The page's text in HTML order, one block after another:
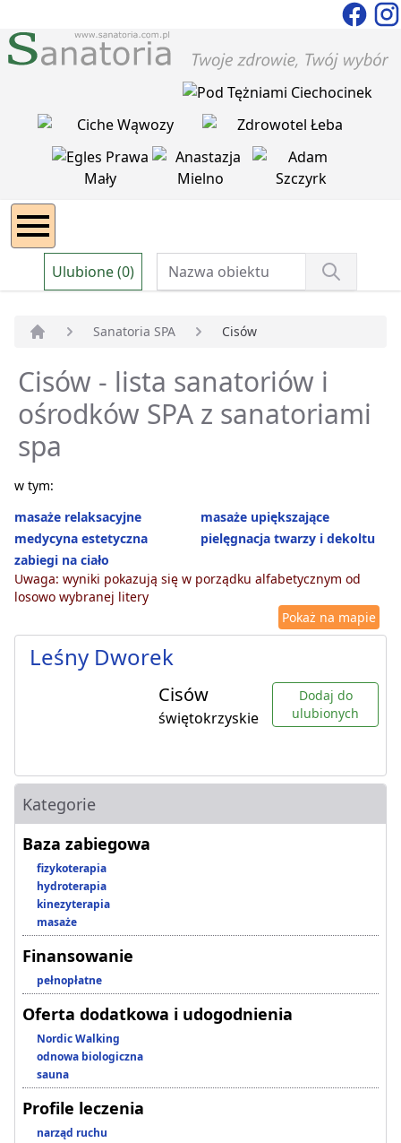
Ulubione (0)
Sanatoria SPA Cisów
Cisów - lista sanatoriów i
ośrodków SPA z sanatoriami
spa
w tym:
masaże relaksacyjne
masaże upiększające
medycyna estetyczna
pielęgnacja twarzy i dekoltu
zabiegi na ciało
Uwaga: wyniki pokazują się w porządku alfabetycznym od
losowo wybranej litery
Pokaż na mapie
Leśny Dworek
Cisów
świętokrzyskie
Dodaj do
ulubionych
Kategorie
Baza zabiegowa
fizykoterapia
hydroterapia
kinezyterapia
masaże
Finansowanie
pełnopłatne
Oferta dodatkowa i udogodnienia
Nordic Walking
odnowa biologiczna
sauna
Profile leczenia
narząd ruchu